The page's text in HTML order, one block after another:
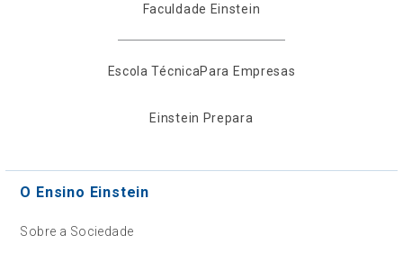
Faculdade Einstein
Escola TécnicaPara Empresas
Einstein Prepara
O Ensino Einstein
Sobre a Sociedade